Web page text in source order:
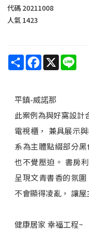
代碼 20211008
人氣 1423
ShareFacebook
X
平鎮-威諾那
此案例為與好窩設計
電視櫃， 兼具展示
系為主體點綴部分
也不覺壓迫。 書房
呈現文青書香的氛
不會顯得凌亂， 讓
健康居家 幸福工程~